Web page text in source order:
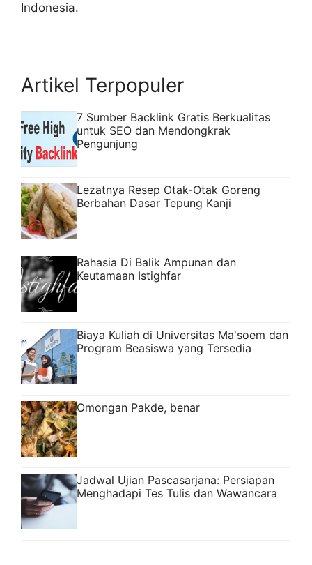
Indonesia.
Artikel Terpopuler
7 Sumber Backlink Gratis Berkualitas
untuk SEO dan Mendongkrak
Pengunjung
Lezatnya Resep Otak-Otak Goreng
Berbahan Dasar Tepung Kanji
Rahasia Di Balik Ampunan dan
Keutamaan Istighfar
Biaya Kuliah di Universitas Ma'soem dan
Program Beasiswa yang Tersedia
Omongan Pakde, benar
Jadwal Ujian Pascasarjana: Persiapan
Menghadapi Tes Tulis dan Wawancara